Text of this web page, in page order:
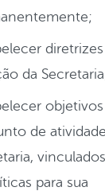
da
de
para sua